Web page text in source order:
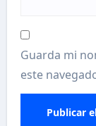
Guarda mi
este